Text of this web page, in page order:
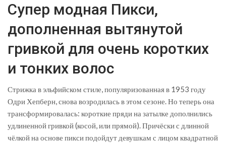
Супер модная Пикси,
дополненная вытянутой
гривкой для очень коротких
и тонких волос
Стрижка в эльфийском стиле, популяризованная в 1953 году
Одри Хепберн, снова возродилась в этом сезоне. Но теперь она
трансформировалась: короткие пряди на затылке дополнились
удлиненной гривкой (косой, или прямой). Причёски с длинной
чёлкой на основе пикси подойдут девушкам с лицом квадратной